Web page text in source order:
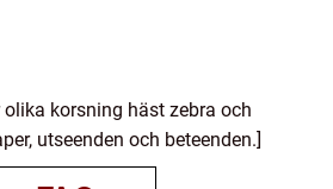
korsning häst zebra och
utseenden och beteenden.]